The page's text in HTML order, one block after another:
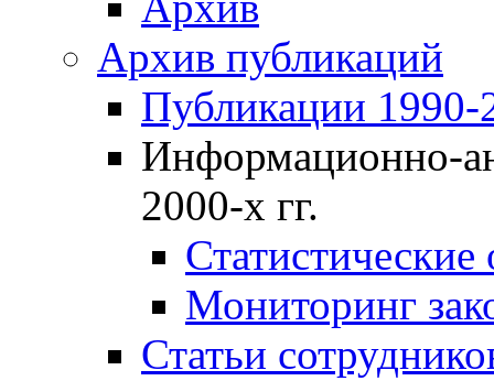
Архив публикаций
Публикации 1990-
Информационно-
2000-х гг.
Мониторинг
Статьи